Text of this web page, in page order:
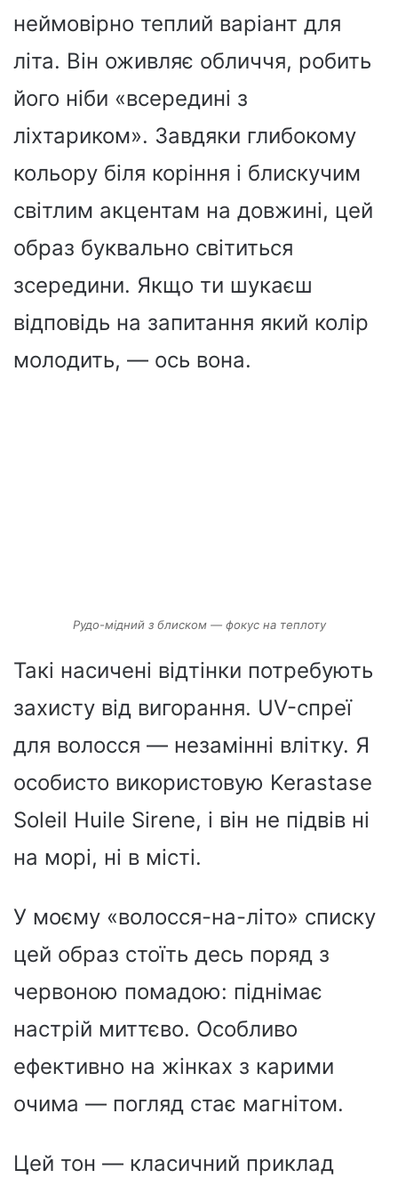
неймовірно теплий варіант для
літа. Він оживляє обличчя, робить
його ніби «всередині з
ліхтариком». Завдяки глибокому
кольору біля коріння і блискучим
світлим акцентам на довжині, цей
образ буквально світиться
зсередини. Якщо ти шукаєш
відповідь на запитання який колір
молодить, — ось вона.
Рудо-мідний з блиском — фокус на теплоту
Такі насичені відтінки потребують
захисту від вигорання. UV-спреї
для волосся — незамінні влітку. Я
особисто використовую Kerastase
Soleil Huile Sirene, і він не підвів ні
на морі, ні в місті.
У моєму «волосся-на-літо» списку
цей образ стоїть десь поряд з
червоною помадою: піднімає
настрій миттєво. Особливо
ефективно на жінках з карими
очима — погляд стає магнітом.
Цей тон — класичний приклад